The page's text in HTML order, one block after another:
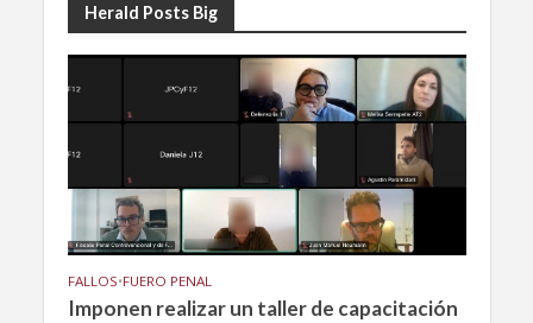
Herald Posts Big
FALLOS•FUERO PENAL
Imponen realizar un taller de capacitación